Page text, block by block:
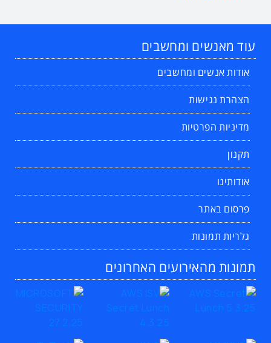
עוד מאנשים ומחשבים
אודות אנשים ומחשבים
הצהרת נגישות
מדיניות הפרטיות
תקנון
אודותינו
פרסום באתר
גלריות תמונות
תמונות מהאירועים האחרונים